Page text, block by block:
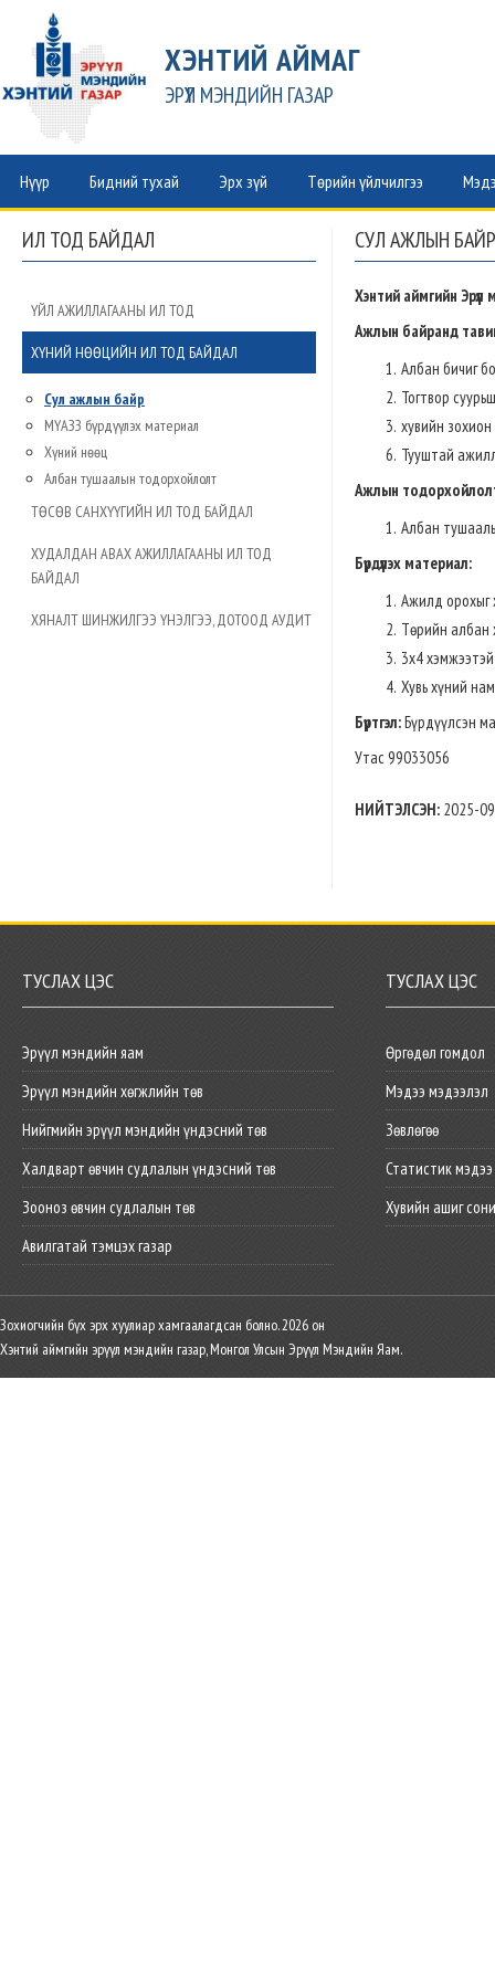
ХЭНТИЙ АЙМАГ
ЭРҮҮЛ МЭНДИЙН ГАЗАР
Нүүр Бидний тухай Эрх зүй Төрийн үйлчилгээ
ИЛ ТОД БАЙДАЛ
ҮЙЛ АЖИЛЛАГААНЫ ИЛ ТОД
ХҮНИЙ НӨӨЦИЙН ИЛ ТОД БАЙДАЛ
Сул ажлын байр
МҮАЗЗ бүрдүүлэх материал
Хүний нөөц
Албан тушаалын тодорхойлолт
ТӨСӨВ САНХҮҮГИЙН ИЛ ТОД БАЙДАЛ
ХУДАЛДАН АВАХ АЖИЛЛАГААНЫ ИЛ ТОД
БАЙДАЛ
ХЯНАЛТ ШИНЖИЛГЭЭ ҮНЭЛГЭЭ, ДОТООД АУДИТ
СУЛ АЖЛЫН
Хэнтий аймгийн
Ажлын байранд
Албан бичиг
Тогтвор
хувийн
Тууштай
Ажлын
Албан
Бүрдүүлэх материал:
Ажилд орохыг
Төрийн албан
3х4
Хувь хүний
Бүртгэл:Бүрдүүлсэн
Утас 99033056
НИЙТЭЛСЭН: 2025-
ТУСЛАХ ЦЭС
Эрүүл мэндийн яам
Эрүүл мэндийн хөгжлийн төв
Нийгмийн эрүүл мэндийн үндэсний төв
Халдварт өвчин судлалын үндэсний төв
Зооноз өвчин судлалын төв
Авилгатай тэмцэх газар
ТУСЛАХ ЦЭС
Өргөдөл гомдол
Мэдээ мэдээлэл
Зөвлөгөө
Статистик мэдээ
Хувийн ашиг
Зохиогчийн бүх эрх хуулиар хамгаалагдсан болно. 2026 он
Хэнтий аймгийн эрүүл мэндийн газар, Монгол Улсын Эрүүл Мэндийн Яам.